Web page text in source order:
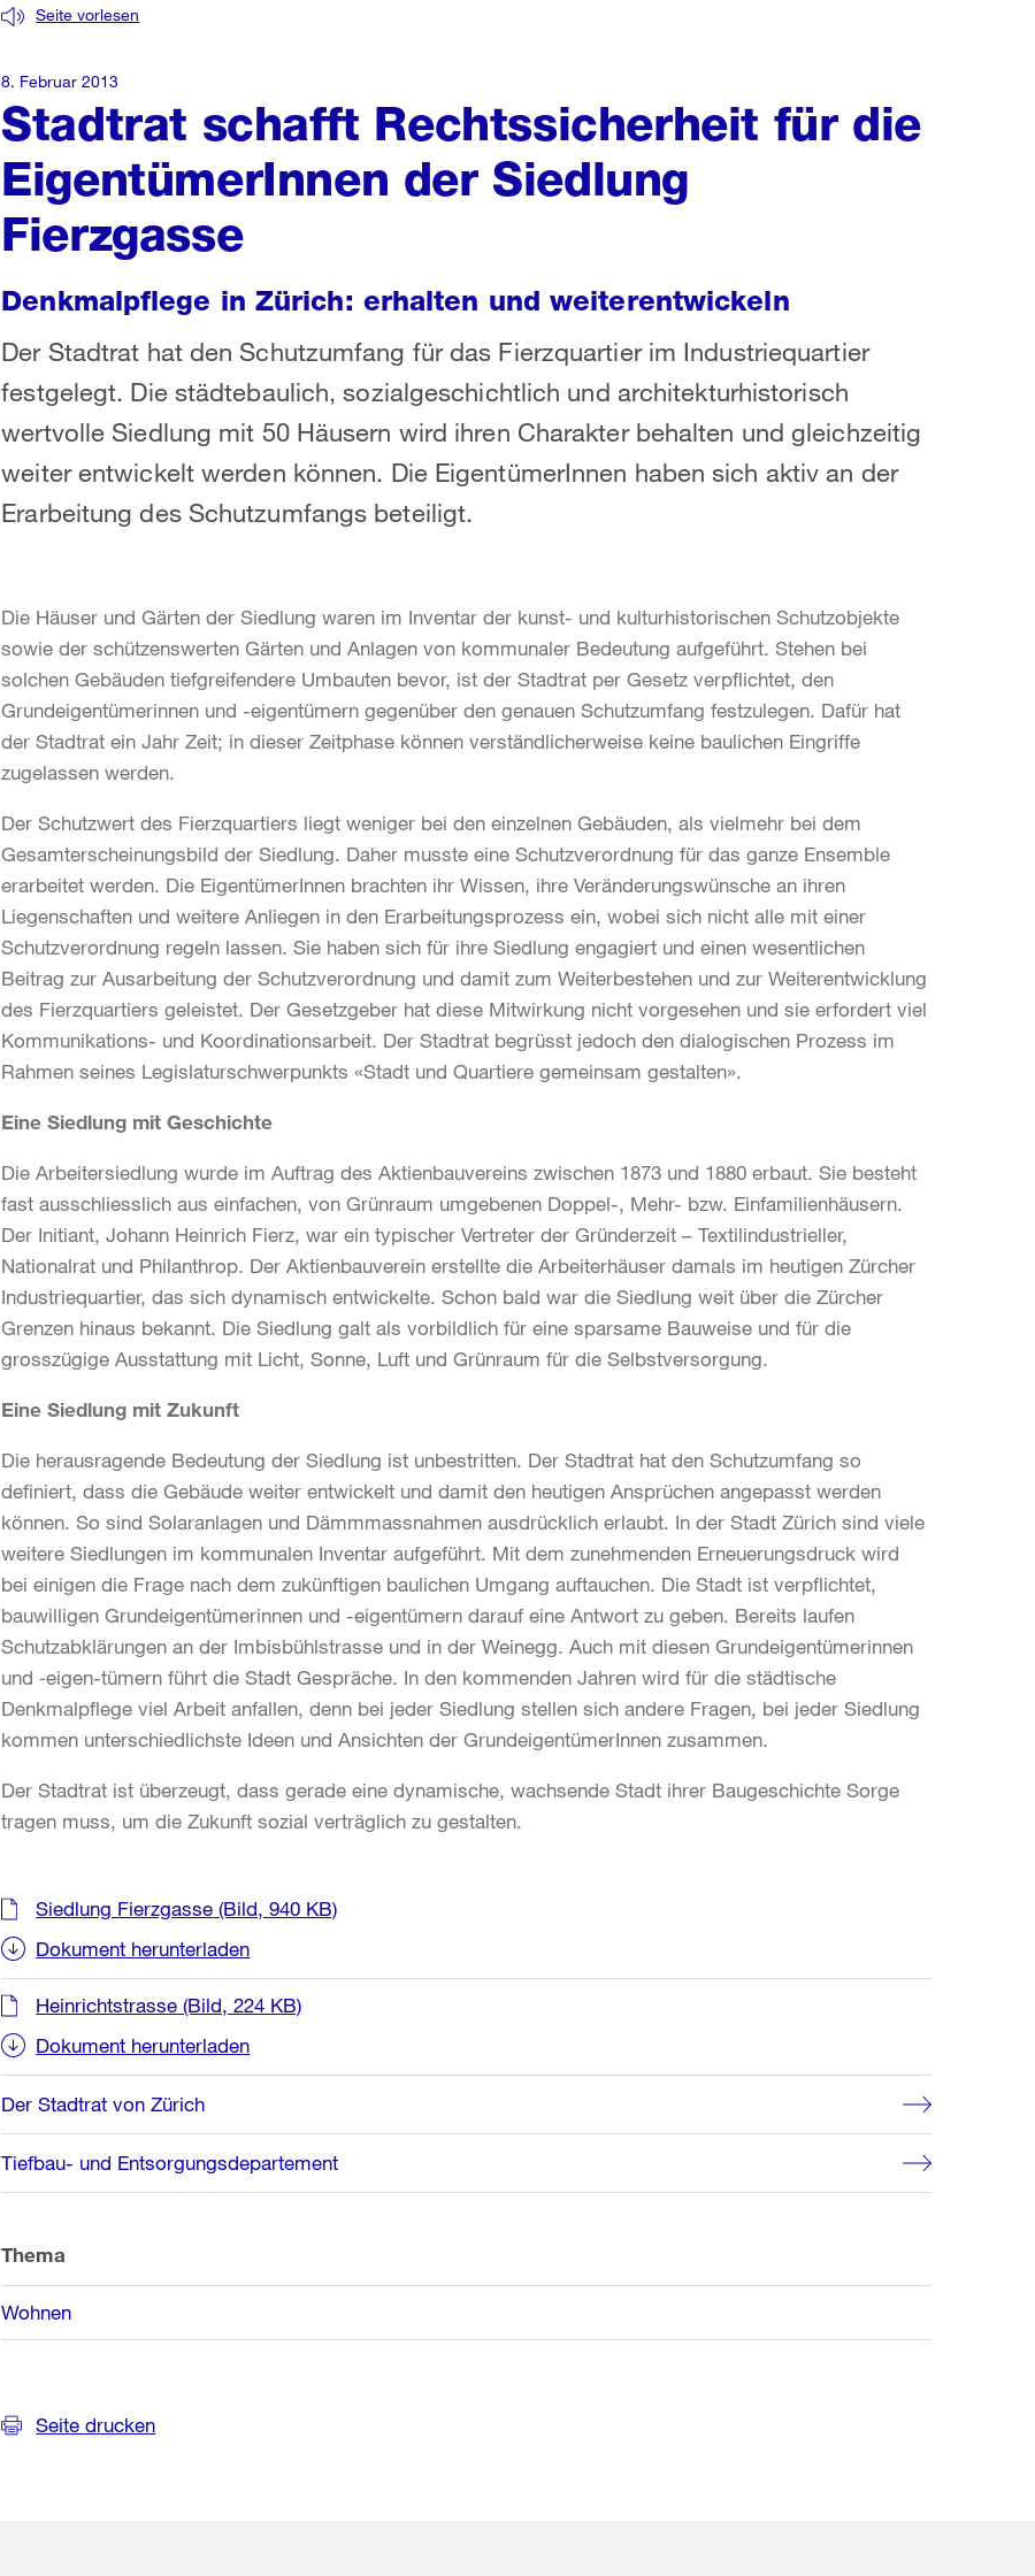
Stadtrat schafft Rechtssicherheit für die
EigentümerInnen der Siedlung
Fierzgasse
Seite vorlesen
Denkmalpflege in Zürich: erhalten und weiterentwickeln
Der Stadtrat hat den Schutzumfang für das Fierzquartier im Industriequartier
festgelegt. Die städtebaulich, sozialgeschichtlich und architekturhistorisch
wertvolle Siedlung mit 50 Häusern wird ihren Charakter behalten und gleichzeitig
weiter entwickelt werden können. Die EigentümerInnen haben sich aktiv an der
Erarbeitung des Schutzumfangs beteiligt.
8. Februar 2013
Die Häuser und Gärten der Siedlung waren im Inventar der kunst- und kulturhistorischen Schutzobjekte
sowie der schützenswerten Gärten und Anlagen von kommunaler Bedeutung aufgeführt. Stehen bei
solchen Gebäuden tiefgreifendere Umbauten bevor, ist der Stadtrat per Gesetz verpflichtet, den
Grundeigentümerinnen und -eigentümern gegenüber den genauen Schutzumfang festzulegen. Dafür hat
der Stadtrat ein Jahr Zeit; in dieser Zeitphase können verständlicherweise keine baulichen Eingriffe
zugelassen werden.
Der Schutzwert des Fierzquartiers liegt weniger bei den einzelnen Gebäuden, als vielmehr bei dem
Gesamterscheinungsbild der Siedlung. Daher musste eine Schutzverordnung für das ganze Ensemble
erarbeitet werden. Die EigentümerInnen brachten ihr Wissen, ihre Veränderungswünsche an ihren
Liegenschaften und weitere Anliegen in den Erarbeitungsprozess ein, wobei sich nicht alle mit einer
Schutzverordnung regeln lassen. Sie haben sich für ihre Siedlung engagiert und einen wesentlichen
Beitrag zur Ausarbeitung der Schutzverordnung und damit zum Weiterbestehen und zur Weiterentwicklung
des Fierzquartiers geleistet. Der Gesetzgeber hat diese Mitwirkung nicht vorgesehen und sie erfordert viel
Kommunikations- und Koordinationsarbeit. Der Stadtrat begrüsst jedoch den dialogischen Prozess im
Rahmen seines Legislaturschwerpunkts «Stadt und Quartiere gemeinsam gestalten».
Eine Siedlung mit Geschichte
Die Arbeitersiedlung wurde im Auftrag des Aktienbauvereins zwischen 1873 und 1880 erbaut. Sie besteht
fast ausschliesslich aus einfachen, von Grünraum umgebenen Doppel-, Mehr- bzw. Einfamilienhäusern.
Der Initiant, Johann Heinrich Fierz, war ein typischer Vertreter der Gründerzeit – Textilindustrieller,
Nationalrat und Philanthrop. Der Aktienbauverein erstellte die Arbeiterhäuser damals im heutigen Zürcher
Industriequartier, das sich dynamisch entwickelte. Schon bald war die Siedlung weit über die Zürcher
Grenzen hinaus bekannt. Die Siedlung galt als vorbildlich für eine sparsame Bauweise und für die
grosszügige Ausstattung mit Licht, Sonne, Luft und Grünraum für die Selbstversorgung.
Eine Siedlung mit Zukunft
Die herausragende Bedeutung der Siedlung ist unbestritten. Der Stadtrat hat den Schutzumfang so
definiert, dass die Gebäude weiter entwickelt und damit den heutigen Ansprüchen angepasst werden
können. So sind Solaranlagen und Dämmmassnahmen ausdrücklich erlaubt. In der Stadt Zürich sind viele
weitere Siedlungen im kommunalen Inventar aufgeführt. Mit dem zunehmenden Erneuerungsdruck wird
bei einigen die Frage nach dem zukünftigen baulichen Umgang auftauchen. Die Stadt ist verpflichtet,
bauwilligen Grundeigentümerinnen und -eigentümern darauf eine Antwort zu geben. Bereits laufen
Schutzabklärungen an der Imbisbühlstrasse und in der Weinegg. Auch mit diesen Grundeigentümerinnen
und ‑eigen-tümern führt die Stadt Gespräche. In den kommenden Jahren wird für die städtische
Denkmalpflege viel Arbeit anfallen, denn bei jeder Siedlung stellen sich andere Fragen, bei jeder Siedlung
kommen unterschiedlichste Ideen und Ansichten der GrundeigentümerInnen zusammen.
Der Stadtrat ist überzeugt, dass gerade eine dynamische, wachsende Stadt ihrer Baugeschichte Sorge
tragen muss, um die Zukunft sozial verträglich zu gestalten.
Weitere
Informationen
Siedlung Fierzgasse (Bild, 940 KB)
Dokument herunterladen
Heinrichtstrasse (Bild, 224 KB)
Dokument herunterladen
Der Stadtrat von Zürich
Tiefbau- und Entsorgungsdepartement
Thema
Wohnen
Seite drucken